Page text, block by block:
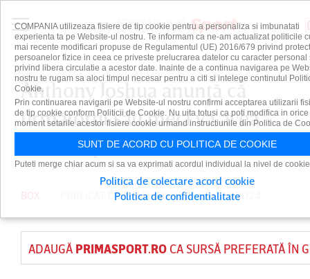
Anthony Joshua anunţă că
următorul său meci va avea
loc în septembrie
PUBLICAT DEDAIAN CUTUPE 27 APR 2024
ADAUGĂ PRIMASPORT.ROCA SURSĂ PREFERATĂ ÎN
COMPANIA utilizeaza fisiere de tip cookie pentru a personaliza si imbunatati
experienta ta pe Website-ul nostru. Te informam ca ne-am actualizat politicile
mai recente modificari propuse de Regulamentul (UE) 2016/679 privind
persoanelor fizice in ceea ce priveste prelucrarea datelor cu caracter personal
privind libera circulatie a acestor date. Inainte de a continua navigarea pe
nostru te rugam sa aloci timpul necesar pentru a citi si intelege continutul
Cookie.
Prin continuarea navigarii pe Website-ul nostru confirmi acceptarea utilizarii
de tip cookie conform Politicii de Cookie. Nu uita totusi ca poti modifica in orice
moment setarile acestor fisiere cookie urmand instructiunile din Politica de
SUNT DE ACORD CU POLITICA DE COOKIE
Puteti merge chiar acum si sa va exprimati acordul individual la nivel de
Politica de colectare acord cookie
Politica de confidentialitate